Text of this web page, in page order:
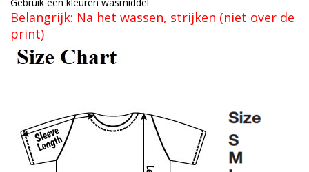
Belangrijk: Na het wassen, strijken (niet over de
print)